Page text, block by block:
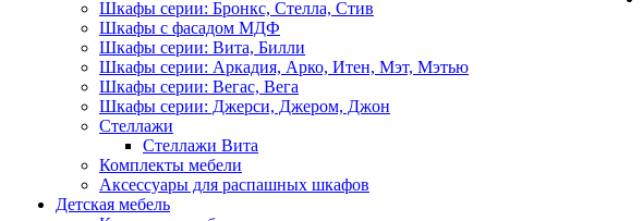
Шкафы серии: Бронкс, Стелла, Стив
Шкафы с фасадом МДФ
Шкафы серии: Вита, Билли
Шкафы серии: Аркадия, Арко, Итен, Мэт, Мэтью
Шкафы серии: Вегас, Вега
Шкафы серии: Джерси, Джером, Джон
Стеллажи
Стеллажи Вита
Комплекты мебели
Аксессуары для распашных шкафов
Детская мебель